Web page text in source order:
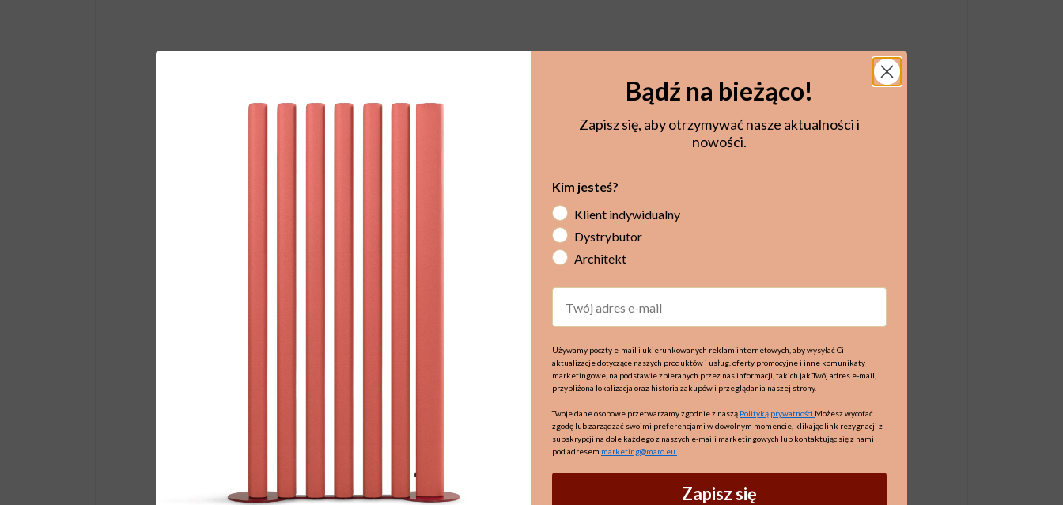
Bądź na bieżąco!
Zapisz się, aby otrzymywać nasze aktualności i
nowości.
Kim jesteś?
Klient indywidualny
Dystrybutor
Architekt
Email
Używamy poczty e-mail i ukierunkowanych reklam internetowych, aby wysyłać Ci
aktualizacje dotyczące naszych produktów i usług, oferty promocyjne i inne komunikaty
marketingowe, na podstawie zbieranych przez nas informacji, takich jak Twój adres e-mail,
przybliżona lokalizacja oraz historia zakupów i przeglądania naszej strony.
Twoje dane osobowe przetwarzamy zgodnie z naszą Polityką prywatności. Możesz wycofać
zgodę lub zarządzać swoimi preferencjami w dowolnym momencie, klikając link rezygnacji z
subskrypcji na dole każdego z naszych e-maili marketingowych lub kontaktując się z nami
pod adresem marketing@maro.eu
Zapisz się